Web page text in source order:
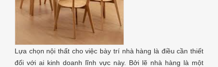
Lựa chọn nội thất cho việc bày trí nhà hàng là điều cần thiết
đối với ai kinh doanh lĩnh vực này. Bởi lẽ nhà hàng là một